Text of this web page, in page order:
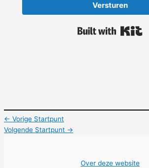
Versturen
← Vorige Startpunt
Volgende Startpunt →
Over deze website